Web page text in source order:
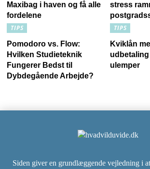
Maxibag i haven og få alle
fordelene
stress
TIPS
Pomodoro vs. Flow:
Hvilken Studieteknik
Fungerer Bedst til
Dybdegående Arbejde?
TIPS
Kviklån
ulemper
Siden giver en grundlæggende vejledning i